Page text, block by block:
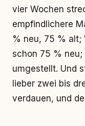
vier Wochen
empfindlichere
% neu, 75 % alt;
schon 75 %
umgestellt. Und
lieber zwei bis
verdauen, und